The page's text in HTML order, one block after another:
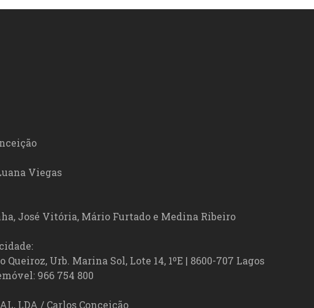
Viegas
José Vitória, Mário Furtado e Medina Ribeiro
Queiroz, Urb. Marina Sol, Lote 14, 1ºE | 8600-707 Lagos
966 754 800
LDA / Carlos Conceição